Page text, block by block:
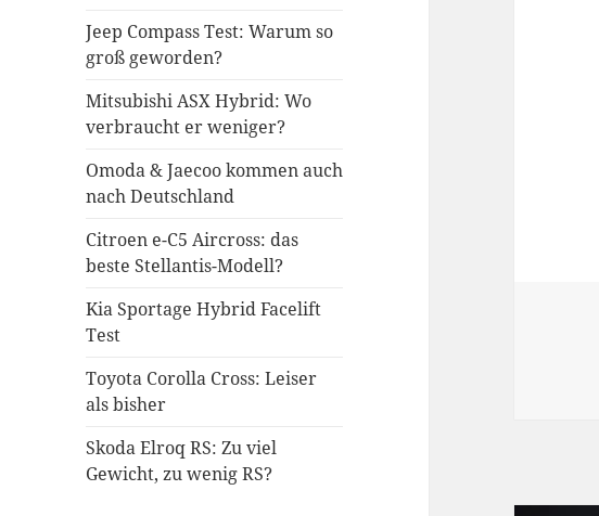
Jeep Compass Test: Warum so
groß geworden?
Mitsubishi ASX Hybrid: Wo
verbraucht er weniger?
Omoda & Jaecoo kommen auch
nach Deutschland
Citroen e-C5 Aircross: das
beste Stellantis-Modell?
Kia Sportage Hybrid Facelift
Test
Toyota Corolla Cross: Leiser
als bisher
Skoda Elroq RS: Zu viel
Gewicht, zu wenig RS?